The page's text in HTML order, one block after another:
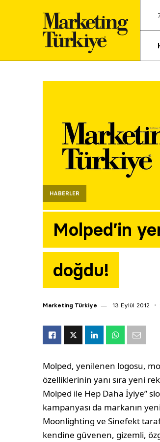
HABERLER
Molped’in
doğdu!
Marketing Türkiye 13 Eylül 2012
Molped, yenilenen logosu,
özelliklerinin yanı sıra yeni
Molped ile Hep Daha İyiye”
kampanyası da markanın
Moonlighting ve Sinefekt
kendine güvenen, gizemli,